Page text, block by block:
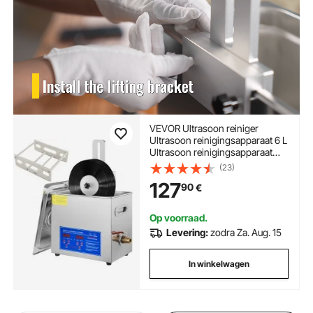
VEVOR Ultrasoon reiniger
Ultrasoon reinigingsapparaat 6 L
Ultrasoon reinigingsapparaat
voor platen 180 W Instelbare tijd,
platenreiniger RVS 40 KHz
reinigingsapparaat
(23)
12790€
Op voorraad.
Levering:zodra Za. Aug. 15
In winkelwagen